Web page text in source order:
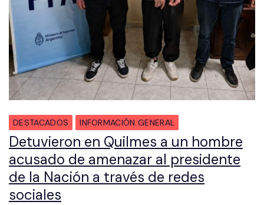
DESTACADOS INFORMACIÓN GENERAL
Detuvieron en Quilmes a un hombre
acusado de amenazar al presidente
de la Nación a través de redes
sociales